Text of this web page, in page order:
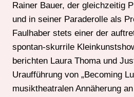
Rainer Bauer, der gleichzeitig
und in seiner Paraderolle als
Faulhaber stets einer der
spontan-skurrile
berichten Laura Thoma und
Uraufführung von „Becoming
musiktheatralen Annäherung